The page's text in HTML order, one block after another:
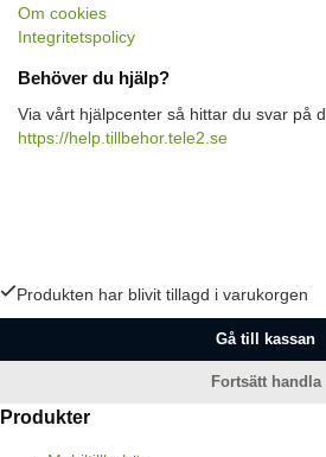
Om cookies
Integritetspolicy
Behöver du hjälp?
Via vårt hjälpcenter så hittar du svar på
https://help.tillbehor.tele2.se
Produkten har blivit tillagd i varukorgen
Gå till kassan
Fortsätt handla
Produkter